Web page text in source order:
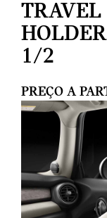
TRAVEL
1/2
PREÇO A